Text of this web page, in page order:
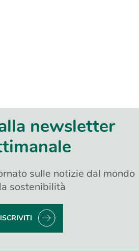
newsletter
sulle notizie dal mondo
sostenibilità
ISCRIVITI